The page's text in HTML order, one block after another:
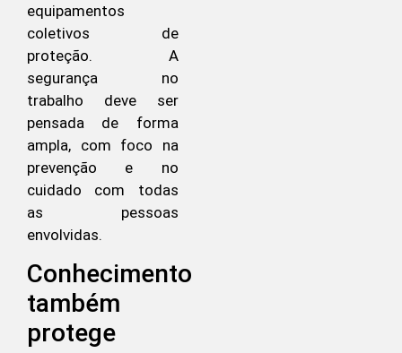
equipamentos
coletivos de
proteção. A
segurança no
trabalho deve ser
pensada de forma
ampla, com foco na
prevenção e no
cuidado com todas
as pessoas
envolvidas.
Conhecimento
também
protege